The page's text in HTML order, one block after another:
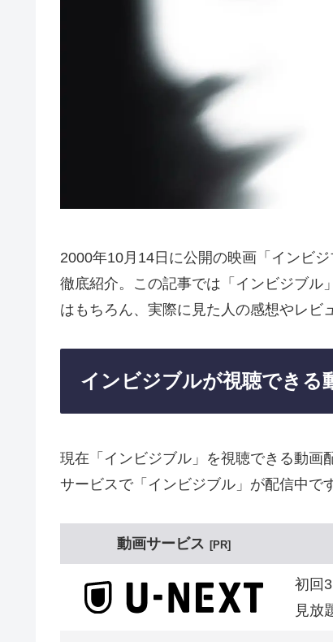
2000年10月14日に公開の映画「インビ
徹底紹介。この記事では「インビジブル
はもちろん、実際に見た人の感想やレビ
インビジブルが視聴できる
現在「インビジブル」を視聴できる動画
サービスで「インビジブル」が配信中です
動画サービス PR
初回
見放